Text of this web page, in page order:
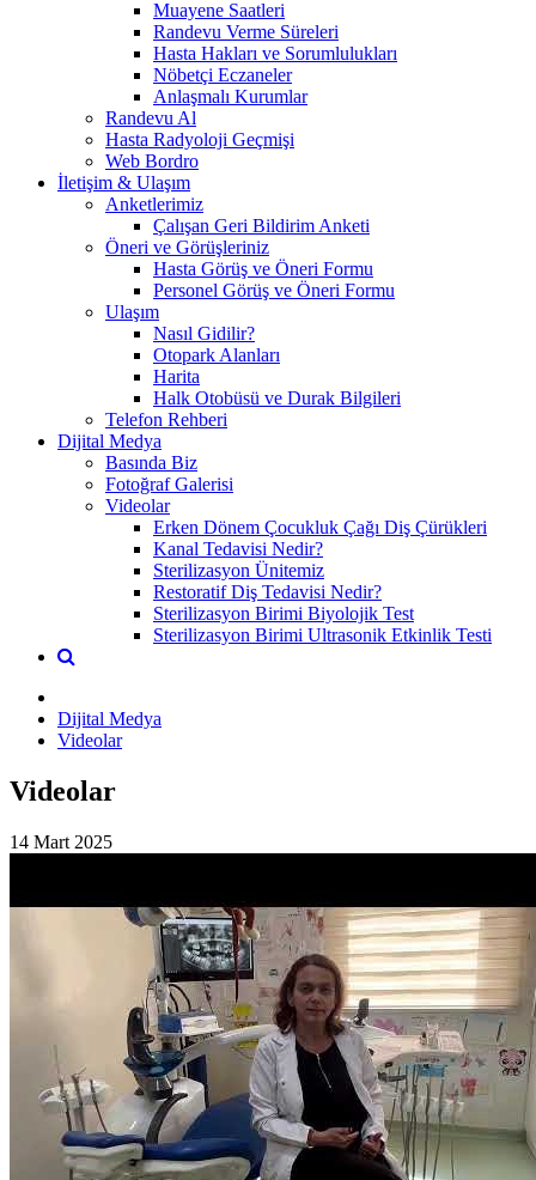
Muayene Saatleri
Randevu Verme Süreleri
Hasta Hakları ve Sorumlulukları
Nöbetçi Eczaneler
Anlaşmalı Kurumlar
Randevu Al
Hasta Radyoloji Geçmişi
Web Bordro
İletişim & Ulaşım
Anketlerimiz
Çalışan Geri Bildirim Anketi
Öneri ve Görüşleriniz
Hasta Görüş ve Öneri Formu
Personel Görüş ve Öneri Formu
Ulaşım
Nasıl Gidilir?
Otopark Alanları
Harita
Halk Otobüsü ve Durak Bilgileri
Telefon Rehberi
Dijital Medya
Basında Biz
Fotoğraf Galerisi
Videolar
Erken Dönem Çocukluk Çağı Diş Çürükleri
Kanal Tedavisi Nedir?
Sterilizasyon Ünitemiz
Restoratif Diş Tedavisi Nedir?
Sterilizasyon Birimi Biyolojik Test
Sterilizasyon Birimi Ultrasonik Etkinlik Testi
Dijital Medya
Videolar
Videolar
14 Mart 2025